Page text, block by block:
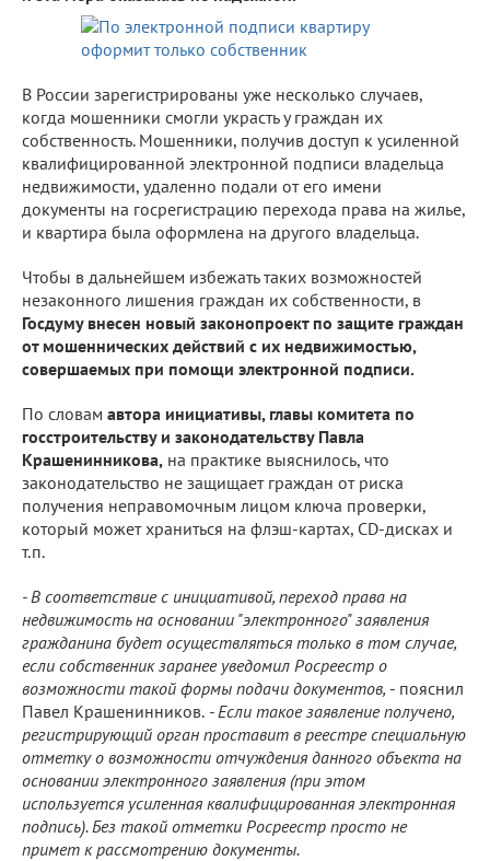
В России зарегистрированы уже несколько случаев,
когда мошенники смогли украсть у граждан их
собственность. Мошенники, получив доступ к усиленной
квалифицированной электронной подписи владельца
недвижимости, удаленно подали от его имени
документы на госрегистрацию перехода права на жилье,
и квартира была оформлена на другого владельца.
Чтобы в дальнейшем избежать таких возможностей
незаконного лишения граждан их собственности, в
Госдуму внесен новый законопроект по защите граждан
от мошеннических действий с их недвижимостью,
совершаемых при помощи электронной подписи.
По словам автора инициативы, главы комитета по
госстроительству и законодательству Павла
Крашенинникова, на практике выяснилось, что
законодательство не защищает граждан от риска
получения неправомочным лицом ключа проверки,
который может храниться на флэш-картах, CD-дисках и
т.п.
- В соответствие с инициативой, переход права на
недвижимость на основании "электронного" заявления
гражданина будет осуществляться только в том случае,
если собственник заранее уведомил Росреестр о
возможности такой формы подачи документов, - пояснил
Павел Крашенинников. - Если такое заявление получено,
регистрирующий орган проставит в реестре специальную
отметку о возможности отчуждения данного объекта на
основании электронного заявления (при этом
используется усиленная квалифицированная электронная
подпись). Без такой отметки Росреестр просто не
примет к рассмотрению документы.